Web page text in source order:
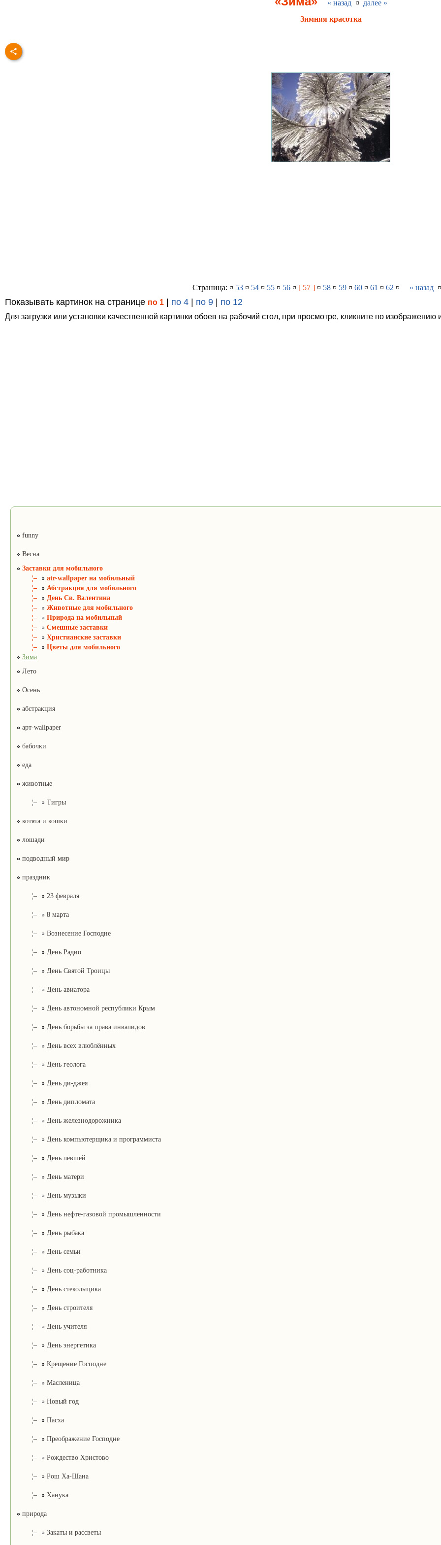
« назад¤ далее »
Зимняя красотка
Страница: ¤ 53¤ 54¤ 55¤ 56¤ [ 57 ]¤ 58¤ 59¤ 60¤ 61 ¤ 62 ¤ « назад
Показывать картинок на странице по 1 | по 4 | по 9 | по 12
Для загрузки или установки качественной картинки обоев на рабочий стол, при просмотре, кликните по изображению
funny
Весна
Заставки для мобильного
¦–
atr-wallpaper на мобильный
¦–
Абстракция для мобильного
¦–
День Св. Валентина
¦–
Животные для мобильного
¦–
Природа на мобильный
¦–
Смешные заставки
¦–
Христианские заставки
¦–
Цветы для мобильного
Зима
Лето
Осень
абстракция
арт-wallpaper
бабочки
еда
животные
¦– Тигры
котята и кошки
лошади
подводный мир
праздник
¦– 23 февраля
¦– 8 марта
¦– Вознесение Господне
¦– День Радио
¦– День Святой Троицы
¦– День авиатора
¦– День автономной республики Крым
¦– День борьбы за права инвалидов
¦– День всех влюблённых
¦– День геолога
¦– День ди-джея
¦– День дипломата
¦– День железнодорожника
¦– День компьютерщика и программиста
¦– День левшей
¦– День матери
¦– День музыки
¦– День нефте-газовой промышленности
¦– День рыбака
¦– День семьи
¦– День соц-работника
¦– День стекольщика
¦– День строителя
¦– День учителя
¦– День энергетика
¦– Крещение Господне
¦– Масленица
¦– Новый год
¦– Пасха
¦– Преображение Господне
¦– Рождество Христово
¦– Рош Ха-Шана
¦– Ханука
природа
¦– Закаты и рассветы